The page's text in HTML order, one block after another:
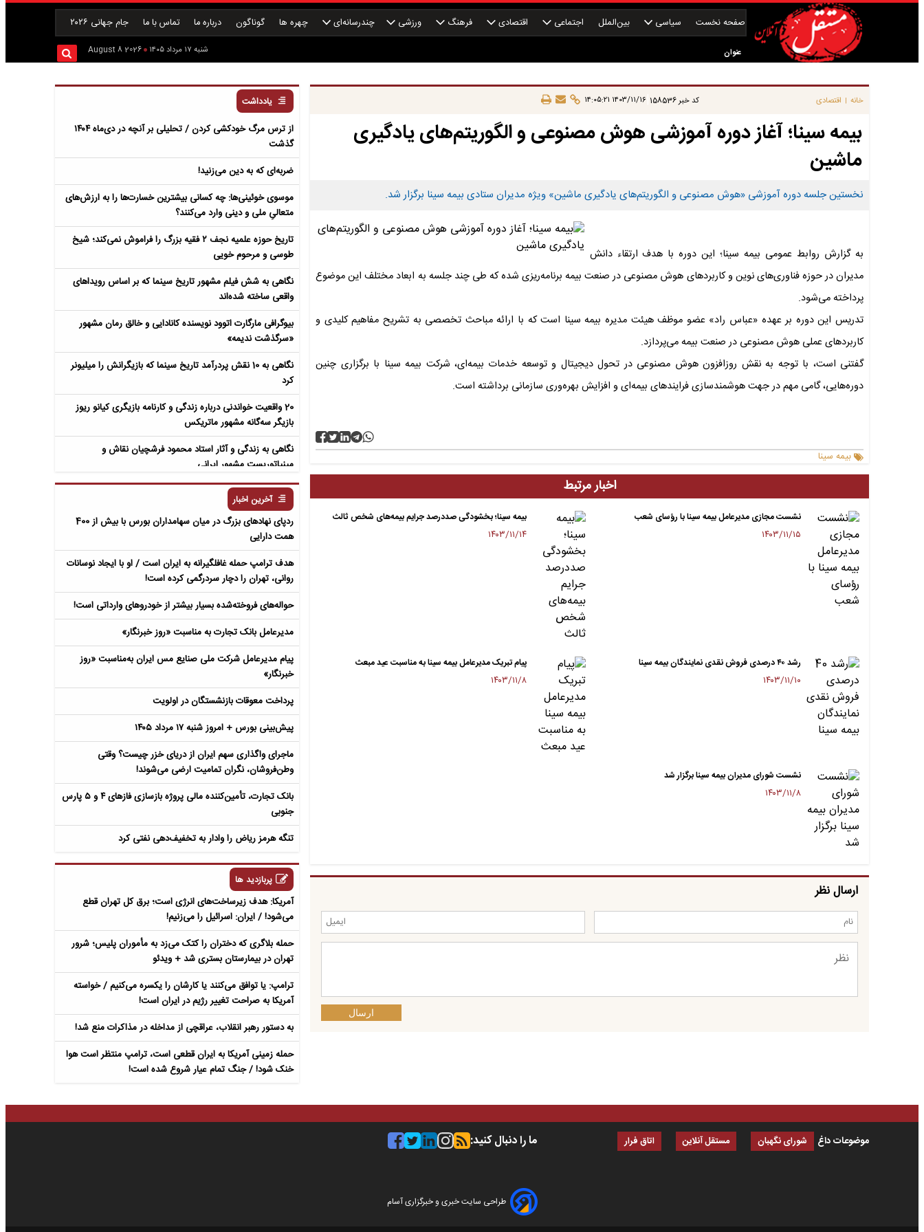
صفحه نخست سیاسی بین‌الملل اجتماعی اقتصادی فرهنگ ورزشی چندرسانه‌ای چهره ها گوناگون درباره ما تماس با ما جام جهانی ۲۰۲۶
عنوان شنبه ۱۷ مرداد ۱۴۰۵ 2026 August 8
خانه | اقتصادی کد خبر158536 ۱۴۰۳/۱۱/۱۶ ۱۴:۰۵:۲۱
بیمه سینا؛ آغاز دوره آموزشی هوش مصنوعی و الگوریتم‌های یادگیری
ماشین
نخستین جلسه دوره آموزشی «هوش مصنوعی و الگوریتم‌های یادگیری ماشین» ویژه مدیران ستادی بیمه سینا برگزار شد.
به گزارش روابط عمومی بیمه سینا؛ این دوره با هدف ارتقاء دانش
مدیران در حوزه فناوری‌های نوین و کاربردهای هوش مصنوعی در صنعت بیمه برنامه‌ریزی شده که طی چند جلسه به ابعاد مختلف این موضوع
پرداخته می‌شود.
تدریس این دوره بر عهده «عباس راد» عضو موظف هیئت مدیره بیمه سینا است که با ارائه مباحث تخصصی به تشریح مفاهیم کلیدی و
کاربردهای عملی هوش مصنوعی در صنعت بیمه می‌پردازد.
گفتنی است، با توجه به نقش روزافزون هوش مصنوعی در تحول دیجیتال و توسعه خدمات بیمه‌ای، شرکت بیمه سینا با برگزاری چنین
دوره‌هایی، گامی مهم در جهت هوشمندسازی فرایندهای بیمه‌ای و افزایش بهره‌وری سازمانی برداشته است.
بیمه سینا
اخبار مرتبط
نشست مجازی مدیرعامل بیمه سینا با رؤسای شعب
۱۴۰۳/۱۱/۱۵
بیمه سینا؛ بخشودگی صددرصد جرایم بیمه‌های شخص ثالث
۱۴۰۳/۱۱/۱۴
رشد ۴۰ درصدی فروش نقدی نمایندگان بیمه سینا
۱۴۰۳/۱۱/۱۰
پیام تبریک مدیرعامل بیمه سینا به مناسبت عید مبعث
۱۴۰۳/۱۱/۸
نشست شورای مدیران بیمه سینا برگزار شد
۱۴۰۳/۱۱/۸
ارسال نظر
ارسال
یادداشت
از ترس مرگ خودکشی کردن / تحلیلی بر آنچه در دی‌ماه ۱۴۰۴
گذشت
ضربه‌ای که به دین می‌زنید!
موسوی خوئینی‌ها: چه کسانی بیشترین خسارت‌ها را به ارزش‌های
متعالیِ ملی و دینی وارد می‌کنند؟
تاریخ حوزه علمیه نجف ۲ فقیه بزرگ را فراموش نمی‌کند؛ شیخ
طوسی و مرحوم خویی
نگاهی به شش فیلم مشهور تاریخ سینما که بر اساس رویداهای
واقعی ساخته شده‌اند
بیوگرافی مارگارت اتوود نویسنده کانادایی و خالق رمان مشهور
«سرگذشت ندیمه»
نگاهی به 10 نقش پردرآمد تاریخ سینما که بازیگرانش را میلیونر
کرد
20 واقعیت خواندنی درباره زندگی و کارنامه بازیگری کیانو ریوز
بازیگر سه‌گانه مشهور ماتریکس
نگاهی به زندگی و آثار استاد محمود فرشچیان نقاش و
مینیاتوریست مشهور ایرانی
نگاهی به زندگی و آثار عباس معروفی نویسنده ایرانی و خالق رمان
سمفونی مردگان
آخرین اخبار
ردپای نهادهای بزرگ در میان سهامداران بورس با بیش از 400
همت دارایی
هدف ترامپ حمله غافلگیرانه به ایران است / او با ایجاد نوسانات
روانی، تهران را دچار سردرگمی کرده است!
حواله‌های فروخته‌شده بسیار بیشتر از خودروهای وارداتی است!
مدیرعامل بانک تجارت به‌ مناسبت «روز خبرنگار»
پیام مدیرعامل شرکت ملی صنایع مس ایران به‌مناسبت «روز
خبرنگار»
پرداخت معوقات بازنشستگان در اولویت
پیش‌بینی بورس + امروز شنبه ۱۷ مرداد ۱۴۰۵
ماجرای واگذاری سهم ایران از دریای خزر چیست؟ وقتی
وطن‌فروشان، نگران تمامیت ارضی می‌شوند!
بانک تجارت، تأمین‌کننده مالی پروژه بازسازی فازهای ۴ و ۵ پارس
جنوبی
تنگه هرمز ریاض را وادار به تخفیف‌دهی نفتی کرد
پربازدید ها
آمریکا: هدف زیرساخت‌های انرژی است؛ برق کل تهران قطع
می‌شود! / ایران: اسرائیل را می‌زنیم!
حمله بلاگری که دختران را کتک می‌زد به مأموران پلیس؛ شرور
تهران در بیمارستان بستری شد + ویدئو
ترامپ: یا توافق می‌کنند یا کارشان را یکسره می‌کنیم / خواسته
آمریکا به صراحت تغییر رژیم در ایران است!
به دستور رهبر انقلاب، عراقچی از مداخله در مذاکرات منع شد!
حمله زمینی آمریکا به ایران قطعی است، ترامپ منتظر است هوا
خنک شود! / جنگ تمام عیار شروع شده است!
موضوعات داغ شورای نگهبان مستقل آنلاین اتاق فرار ما را دنبال کنید:
طراحی سایت خبری و خبرگزاری آسام